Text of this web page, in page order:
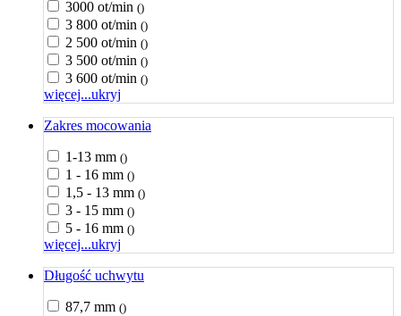
3000 ot/min ()
3 800 ot/min ()
2 500 ot/min ()
3 500 ot/min ()
3 600 ot/min ()
więcej...ukryj
Zakres mocowania
1-13 mm ()
1 - 16 mm ()
1,5 - 13 mm ()
3 - 15 mm ()
5 - 16 mm ()
więcej...ukryj
Długość uchwytu
87,7 mm ()